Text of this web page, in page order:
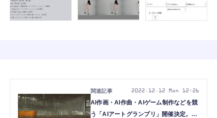
AI作画・AI作曲・AIゲーム制作などを競
う「AIアートグランプリ」開催決定。グ
2022.12.12 Mon 12:26